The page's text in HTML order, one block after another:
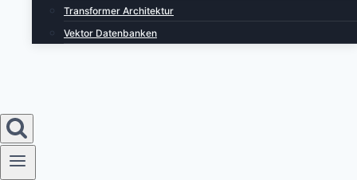
Transformer Architektur
Vektor Datenbanken